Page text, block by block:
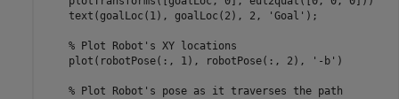
    text(goalLoc(1), goalLoc(2), 2,
'Goal' );
% Plot Robot's XY locations
    plot(robotPose(:, 1), robotPose(:, 2),
'-b' )
% Plot Robot's pose as it traverses the path